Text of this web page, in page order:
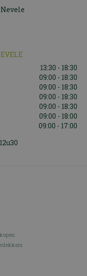
13:30 - 18:30
09:00 - 18:30
09:00 - 18:30
09:00 - 18:30
09:00 - 18:30
09:00 - 18:00
09:00 - 17:00